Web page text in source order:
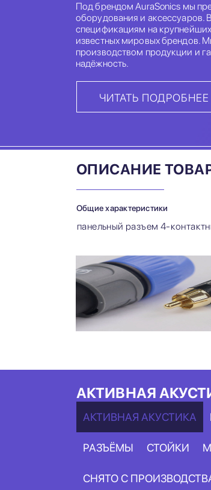
Под брендом AuraSonics мы
оборудования и аксессуаров.
спецификациям на
известных мировых брендов.
производством продукции и
надёжность.
ЧИТАТЬ ПОДРОБНЕЕ
ОПИСАНИЕ
Общие характеристики
панельный разъем 4-
АКТИВНАЯ
АКТИВНАЯ АКУСТИКА
РАЗЪЁМЫ СТОЙКИ
СНЯТО С